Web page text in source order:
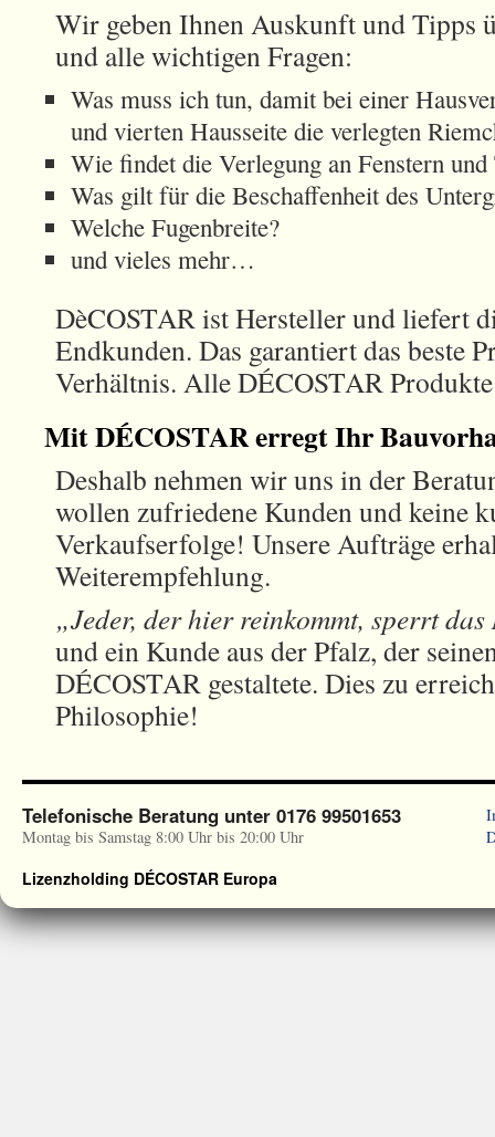
Wir geben Ihnen Auskunft und Tipps
und alle wichtigen Fragen:
Was muss ich tun, damit bei einer
und vierten Hausseite die verlegten
Wie findet die Verlegung an Fenstern und
Was gilt für die Beschaffenheit des
Welche Fugenbreite?
und vieles mehr…
DèCOSTAR ist Hersteller und liefert
Endkunden. Das garantiert das beste
Verhältnis. Alle DÉCOSTAR
Mit DÉCOSTAR erregt Ihr
Deshalb nehmen wir uns in der
wollen zufriedene Kunden und keine
Verkaufserfolge! Unsere Aufträge
Weiterempfehlung.
„Jeder, der hier reinkommt, sperrt
und ein Kunde aus der Pfalz, der
DÉCOSTAR gestaltete. Dies zu
Philosophie!
Telefonische Beratung unter 0176 99501653
Montag bis Samstag 8:00 Uhr bis 20:00 Uhr
Lizenzholding DÉCOSTAR Europa